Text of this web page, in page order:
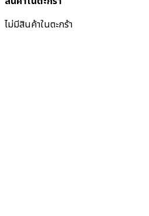
ไม่มีสินค้าในตะกร้า